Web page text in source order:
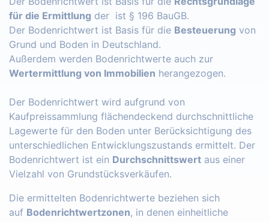
für die Ermittlung der ist § 196 BauGB.
Der Bodenrichtwert ist Basis für die Besteuerung von
Grund und Boden in Deutschland.
Außerdem werden Bodenrichtwerte auch zur
Wertermittlung von Immobilien herangezogen.
Der Bodenrichtwert wird aufgrund von
Kaufpreissammlung flächendeckend durchschnittliche
Lagewerte für den Boden unter Berücksichtigung des
unterschiedlichen Entwicklungszustands ermittelt. Der
Bodenrichtwert ist ein Durchschnittswert aus einer
Vielzahl von Grundstücksverkäufen.
Die ermittelten Bodenrichtwerte beziehen sich
auf Bodenrichtwertzonen, in denen einheitliche